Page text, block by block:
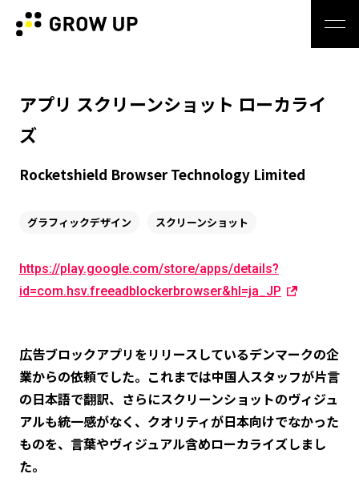
アプリ スクリーンショット ローカライ
ズ
Rocketshield Browser Technology Limited
グラフィックデザイン スクリーンショット
https://play.google.com/store/apps/details?
id=com.hsv.freeadblockerbrowser&hl=ja_JP
広告ブロックアプリをリリースしているデンマークの企
業からの依頼でした。これまでは中国人スタッフが片言
の日本語で翻訳、さらにスクリーンショットのヴィジュ
アルも統一感がなく、クオリティが日本向けでなかった
ものを、言葉やヴィジュアル含めローカライズしまし
た。